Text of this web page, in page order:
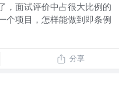
，面试评价中占很大比例的
个项目，怎样能做到即条例
分享